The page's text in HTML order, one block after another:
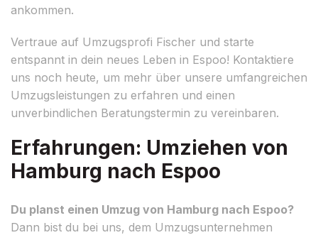
ankommen.
Vertraue auf Umzugsprofi Fischer und starte
entspannt in dein neues Leben in Espoo! Kontaktiere
uns noch heute, um mehr über unsere umfangreichen
Umzugsleistungen zu erfahren und einen
unverbindlichen Beratungstermin zu vereinbaren.
Erfahrungen: Umziehen von
Hamburg nach Espoo
Du planst einen Umzug von Hamburg nach Espoo?
Dann bist du bei uns, dem Umzugsunternehmen